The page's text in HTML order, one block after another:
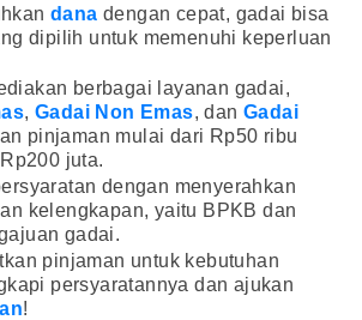
dana dengan cepat, gadai bisa
dipilih untuk memenuhi keperluan
berbagai layanan gadai,
,Gadai Non Emas, danGadai
pinjaman mulai dari Rp50 ribu
juta.
dengan menyerahkan
kelengkapan, yaitu BPKB dan
gadai.
pinjaman untuk kebutuhan
persyaratannya dan ajukan
!